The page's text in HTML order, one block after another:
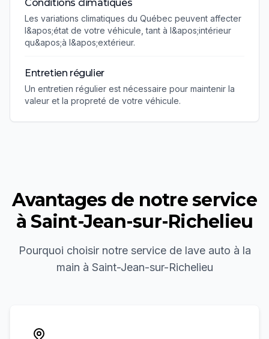
Conditions climatiques
Les variations climatiques du Québec peuvent affecter
l&apos;état de votre véhicule, tant à l&apos;intérieur
qu&apos;à l&apos;extérieur.
Entretien régulier
Un entretien régulier est nécessaire pour maintenir la
valeur et la propreté de votre véhicule.
Avantages de notre service
àSaint-Jean-sur-Richelieu
Pourquoi choisir notre service de lave auto à la
main à Saint-Jean-sur-Richelieu